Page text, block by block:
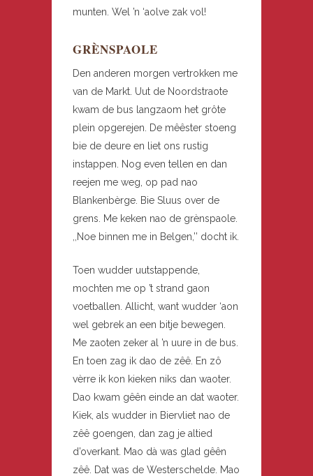
munten. Wel ’n ‘aolve zak vol!
GRÈNSPAOLE
Den anderen morgen vertrokken me
van de Markt. Uut de Noordstraote
kwam de bus langzaom het grôte
plein opgerejen. De mêêster stoeng
bie de deure en liet ons rustig
instappen. Nog even tellen en dan
reejen me weg, op pad nao
Blankenbèrge. Bie Sluus over de
grens. Me keken nao de grènspaole.
,,Noe binnen me in Belgen,’’ docht ik.
Toen wudder uutstappende,
mochten me op ’t strand gaon
voetballen. Allicht, want wudder ‘aon
wel gebrek an een bitje bewegen.
Me zaoten zeker al ’n uure in de bus.
En toen zag ik dao de zêê. En zô
vèrre ik kon kieken niks dan waoter.
Dao kwam gêên einde an dat waoter.
Kiek, als wudder in Biervliet nao de
zêê goengen, dan zag je altied
d’overkant. Mao dà was glad gêên
zêê. Dat was de Westerschelde. Mao